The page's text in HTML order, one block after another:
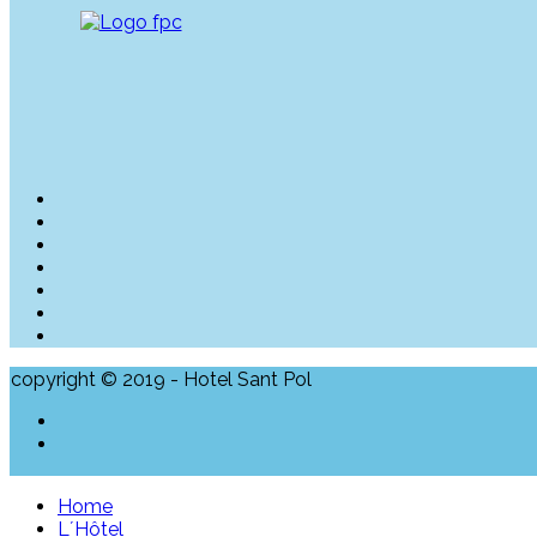
copyright © 2019 - Hotel Sant Pol
Home
L´Hôtel